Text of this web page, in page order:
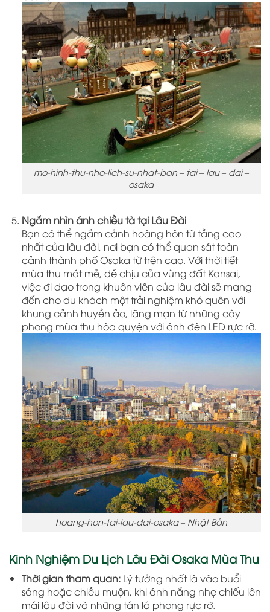
mo-hinh-thu-nho-lich-su-nhat-ban – tai – lau – dai –
osaka
Ngắm nhìn ánh chiều tà tại Lâu Đài
Bạn có thể ngắm cảnh hoàng hôn từ tầng cao
nhất của lâu đài, nơi bạn có thể quan sát toàn
cảnh thành phố Osaka từ trên cao. Với thời tiết
mùa thu mát mẻ, dễ chịu của vùng đất Kansai,
việc đi dạo trong khuôn viên của lâu đài sẽ mang
đến cho du khách một trải nghiệm khó quên với
khung cảnh huyền ảo, lãng mạn từ những cây
phong mùa thu hòa quyện với ánh đèn LED rực rỡ.
hoang-hon-tai-lau-dai-osaka – Nhật Bản
Kinh Nghiệm Du Lịch Lâu Đài Osaka Mùa Thu
Thời gian tham quan:Lý tưởng nhất là vào buổi
sáng hoặc chiều muộn, khi ánh nắng nhẹ chiếu lên
mái lâu đài và những tán lá phong rực rỡ.